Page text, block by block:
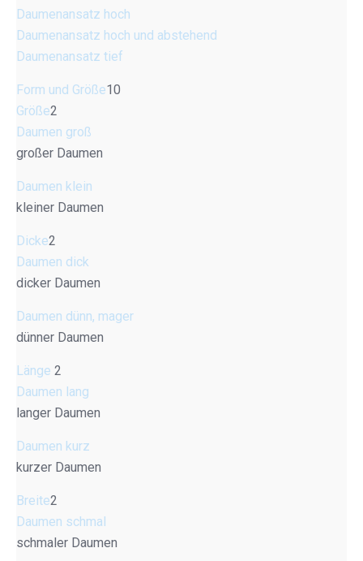
Daumenansatz hoch
Daumenansatz hoch und abstehend
Daumenansatz tief
Form und Größe10
Größe2
Daumen groß
großer Daumen
Daumen klein
kleiner Daumen
Dicke2
Daumen dick
dicker Daumen
Daumen dünn, mager
dünner Daumen
Länge 2
Daumen lang
langer Daumen
Daumen kurz
kurzer Daumen
Breite2
Daumen schmal
schmaler Daumen